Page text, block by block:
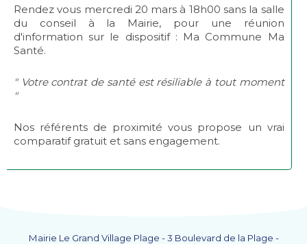
Rendez vous mercredi 20 mars à 18h00 sans la salle
du conseil à la Mairie, pour une réunion
d'information sur le dispositif : Ma Commune Ma
Santé.
" Votre contrat de santé est résiliable à tout moment
"
Nos référents de proximité vous propose un vrai
comparatif gratuit et sans engagement.
Mairie Le Grand Village Plage - 3 Boulevard de la Plage -